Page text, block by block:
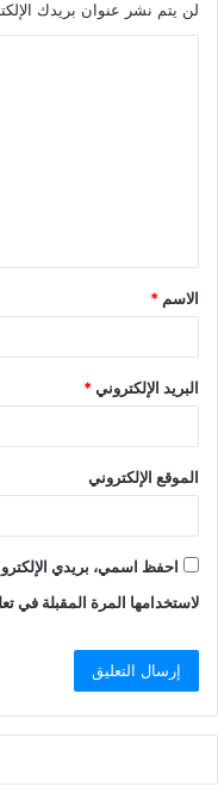
لن يتم نشر عنوان بريدك
ق
*
الاسم *
البريد الإلكتروني*
الموقع الإلكتروني
احفظ اسمي، بريدي
لاستخدامها المرة المقبلة في